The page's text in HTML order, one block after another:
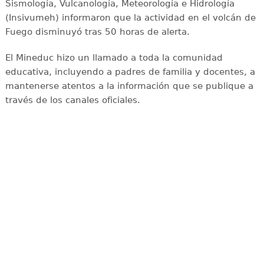
Sismología, Vulcanología, Meteorología e Hidrología
(Insivumeh) informaron que la actividad en el volcán de
Fuego disminuyó tras 50 horas de alerta.
El Mineduc hizo un llamado a toda la comunidad
educativa, incluyendo a padres de familia y docentes, a
mantenerse atentos a la información que se publique a
través de los canales oficiales.